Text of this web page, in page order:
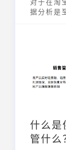
据分析是
推出的
行数据
什么是
管什么